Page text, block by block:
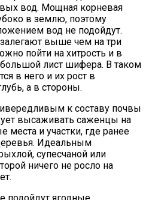
вод. Мощная корневая
в землю, поэтому
вод не подойдут.
выше чем на три
пойти на хитрость и в
лист шифера. В таком
в него и их рост в
а в стороны.
к составу почвы
высаживать саженцы на
места и участки, где ранее
Идеальным
супесчаной или
ничего не росло на